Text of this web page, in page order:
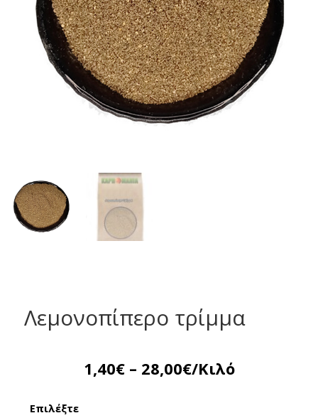
Λεμονοπίπερο τρίμμα
1,40€ – 28,00€/Κιλό
Επιλέξτε